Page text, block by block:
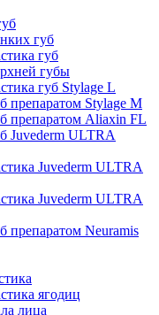
губ
губ
губы
губ Stylage L
препаратом Stylage M
препаратом Aliaxin FL
Juvederm ULTRA
Juvederm ULTRA
Juvederm ULTRA
препаратом Neuramis
ягодиц
лица